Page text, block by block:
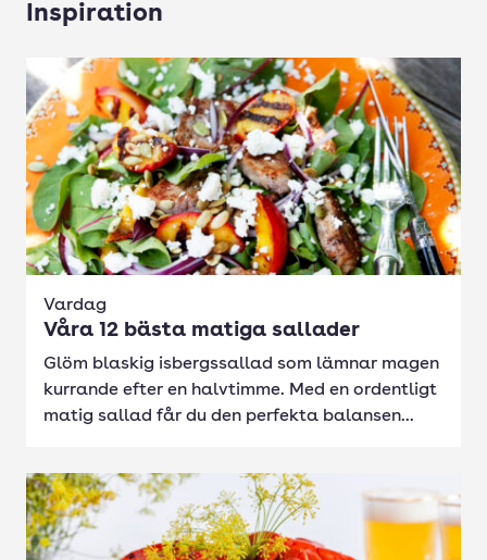
Inspiration
Vardag
Våra 12 bästa matiga sallader
Glöm blaskig isbergssallad som lämnar magen
kurrande efter en halvtimme. Med en ordentligt
matig sallad får du den perfekta balansen...